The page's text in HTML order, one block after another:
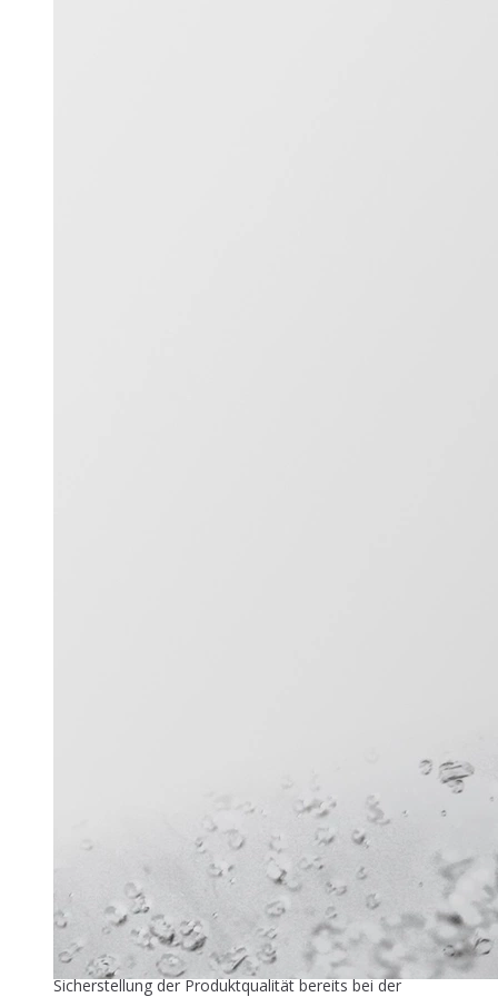
Zuver­läs­si­ge Füllstandmessung
26. Mai 2026
In der industriellen Speiseeisproduktion beginnt die
Sicherstellung der Produktqualität bereits bei der